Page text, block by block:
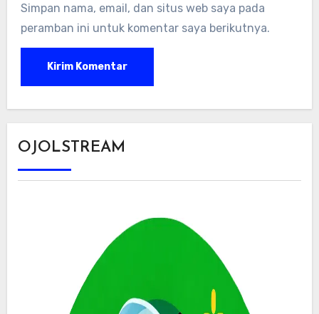
Simpan nama, email, dan situs web saya pada
peramban ini untuk komentar saya berikutnya.
OJOLSTREAM